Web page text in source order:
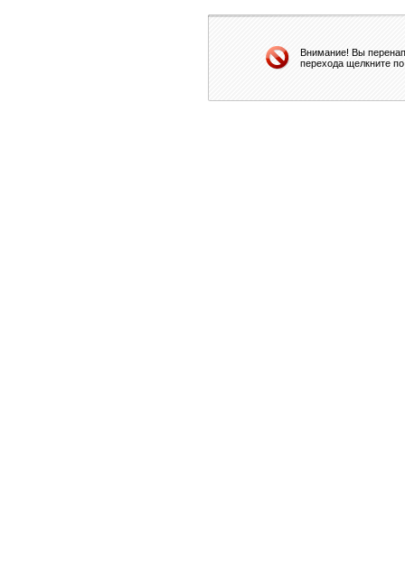
Внимание! Вы
перехода щелкните